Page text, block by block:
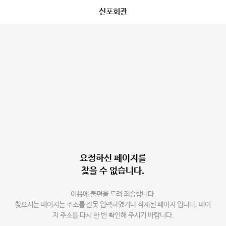
신포회관
요청하신 페이지를
찾을 수 없습니다.
이용에 불편을 드려 죄송합니다.
찾으시는 페이지는 주소를 잘못 입력하였거나 삭제된 페이지 입니다. 페이
지 주소를 다시 한 번 확인해 주시기 바랍니다.